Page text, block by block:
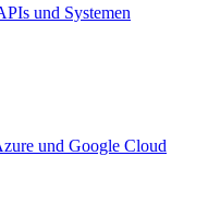
und Systemen
und Google Cloud